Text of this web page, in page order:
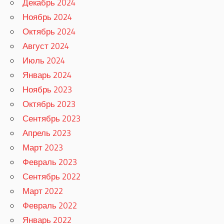
Декабрь 2024
Ноябрь 2024
Октябрь 2024
Август 2024
Июль 2024
Январь 2024
Ноябрь 2023
Октябрь 2023
Сентябрь 2023
Апрель 2023
Март 2023
Февраль 2023
Сентябрь 2022
Март 2022
Февраль 2022
Январь 2022